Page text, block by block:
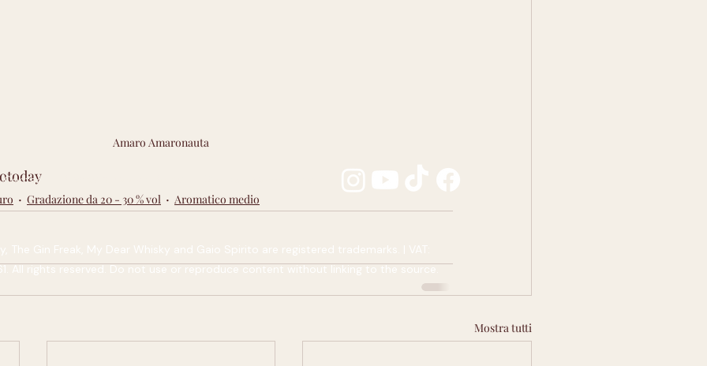
Amaro Amaronauta
Gradazione da 20 - 30 % vol Aromatico medio
Mostra tutti
Contact
The Gin Freak, My Dear Whisky and Gaio Spirito are registered trademarks. | VAT:
All rights reserved. Do not use or reproduce content without linking to the source.